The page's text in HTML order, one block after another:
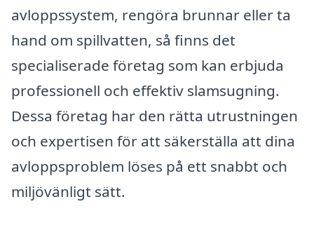
avloppssystem, rengöra brunnar eller ta
hand om spillvatten, så finns det
specialiserade företag som kan erbjuda
professionell och effektiv slamsugning.
Dessa företag har den rätta utrustningen
och expertisen för att säkerställa att dina
avloppsproblem löses på ett snabbt och
miljövänligt sätt.